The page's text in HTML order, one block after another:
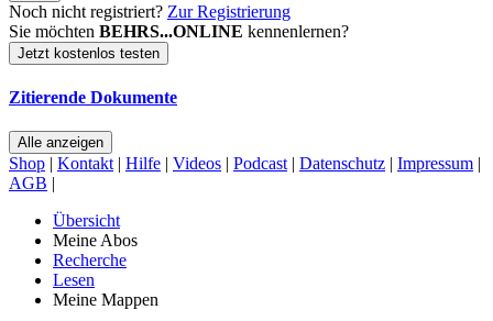
Noch nicht registriert? Zur Registrierung
Sie möchten BEHRS...ONLINE kennenlernen?
Jetzt kostenlos testen
Zitierende Dokumente
Alle anzeigen
Shop | Kontakt | Hilfe | Videos | Podcast | Datenschutz | Impressum |
AGB |
Übersicht
Meine Abos
Recherche
Lesen
Meine Mappen